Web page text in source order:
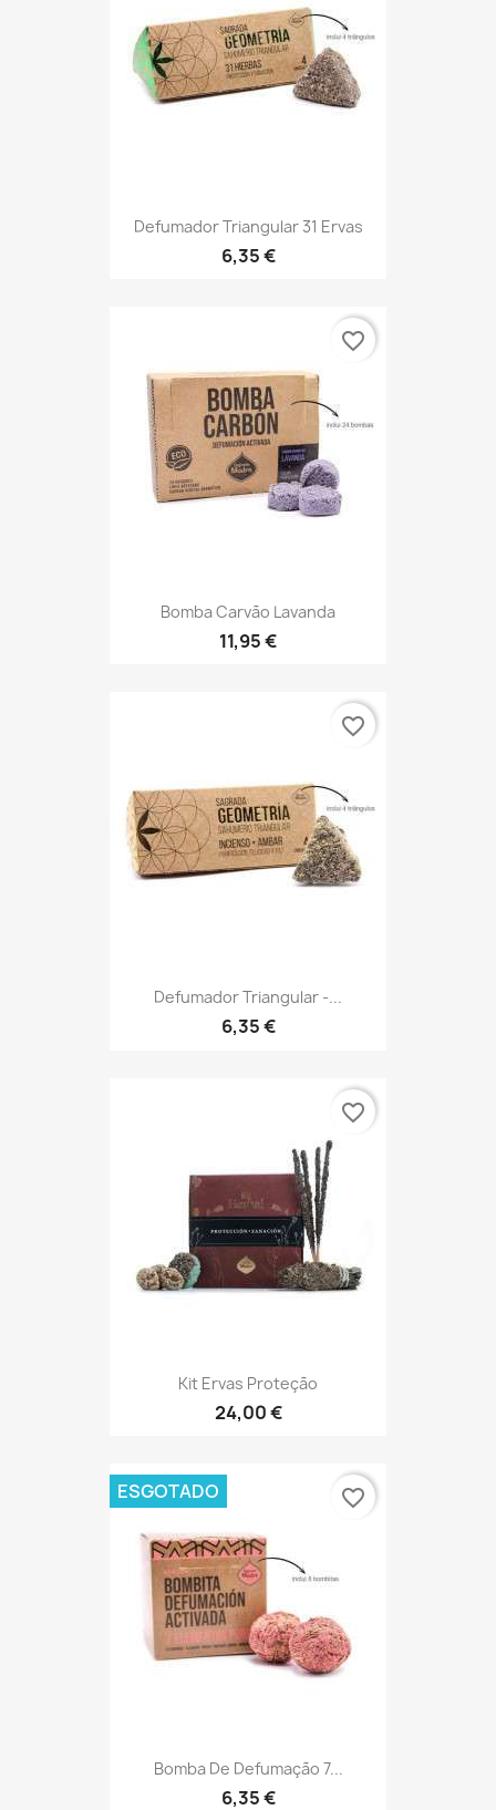
Defumador Triangular 31 Ervas
6,35 €
Bomba Carvão Lavanda
11,95 €
favorite_border
Defumador Triangular -...
6,35 €
favorite_border
Kit Ervas Proteção
24,00 €
favorite_border
Bomba De Defumação 7...
6,35 €
ESGOTADO favorite_border